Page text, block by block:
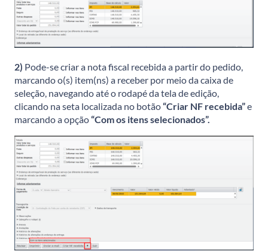
2) Pode-se criar a nota fiscal recebida a partir do pedido,
marcando o(s) item(ns) a receber por meio da caixa de
seleção, navegando até o rodapé da tela de edição,
clicando na seta localizada no botão“Criar NF recebida”e
marcando a opção“Com os itens selecionados”.